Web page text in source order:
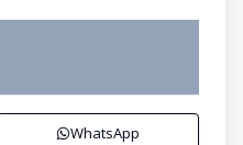
WhatsApp